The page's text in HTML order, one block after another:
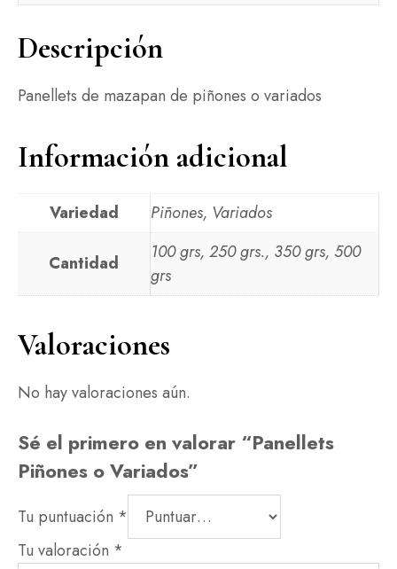
Descripción
Panellets de mazapan de piñones o variados
Información adicional
Variedad Piñones, Variados
Cantidad
100 grs, 250 grs., 350 grs, 500
grs
Valoraciones
No hay valoraciones aún.
Sé el primero en valorar “Panellets
Piñones o Variados”
Tu puntuación *
Tu valoración *